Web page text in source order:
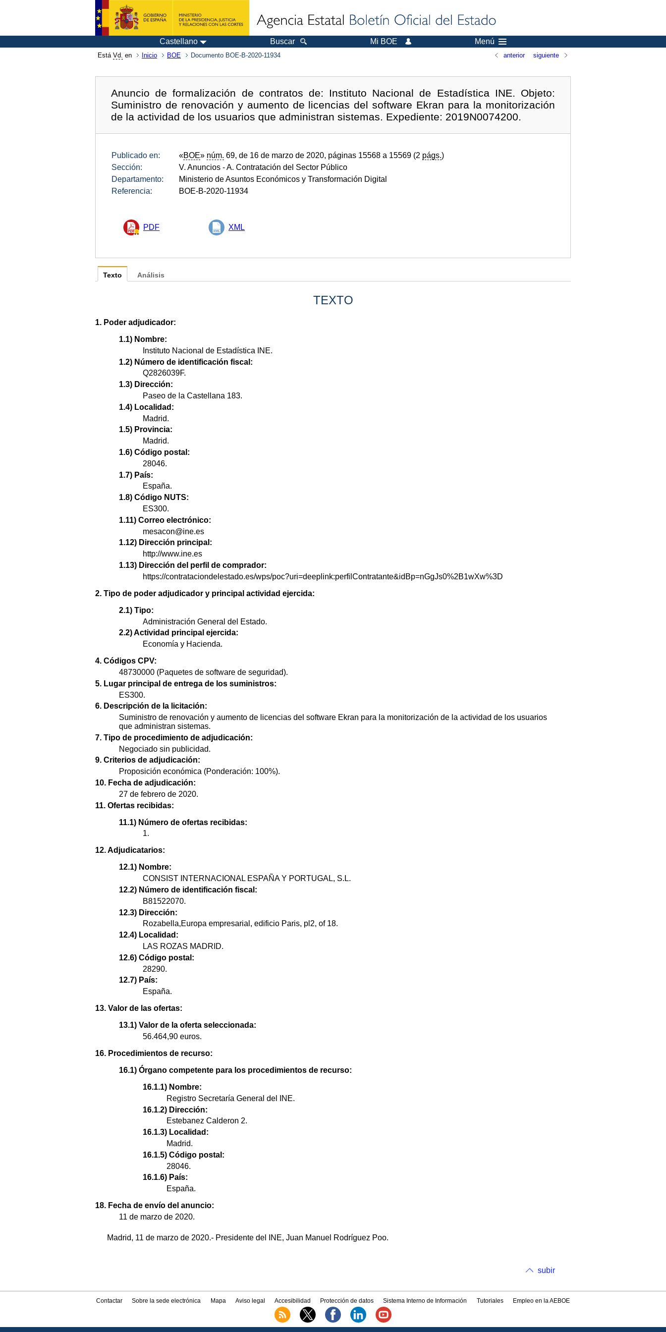
Castellano Buscar Mi BOE Menú
Está Vd. en Inicio BOE Documento BOE-B-2020-11934 anterior siguiente
Anuncio de formalización de contratos de: Instituto Nacional de Estadística INE. Objeto:
Suministro de renovación y aumento de licencias del software Ekran para la monitorización
de la actividad de los usuarios que administran sistemas. Expediente: 2019N0074200.
Publicado en: «BOE» núm. 69, de 16 de marzo de 2020, páginas 15568 a 15569 (2 págs.)
Sección:
V. Anuncios - A. Contratación del Sector Público
Departamento:
Ministerio de Asuntos Económicos y Transformación Digital
Referencia:
BOE-B-2020-11934
PDF XML
Texto
TEXTO
1. Poder adjudicador:
1.1) Nombre:
Instituto Nacional de Estadística INE.
1.2) Número de identificación fiscal:
Q2826039F.
1.3) Dirección:
Paseo de la Castellana 183.
1.4) Localidad:
Madrid.
1.5) Provincia:
Madrid.
1.6) Código postal:
28046.
1.7) País:
España.
1.8) Código NUTS:
ES300.
1.11) Correo electrónico:
mesacon@ine.es
1.12) Dirección principal:
http://www.ine.es
1.13) Dirección del perfil de comprador:
https://contrataciondelestado.es/wps/poc?uri=deeplink:perfilContratante&idBp=nGgJs0%2B1wXw%3D
2. Tipo de poder adjudicador y principal actividad ejercida:
2.1) Tipo:
Administración General del Estado.
2.2) Actividad principal ejercida:
Economía y Hacienda.
4. Códigos CPV:
48730000 (Paquetes de software de seguridad).
5. Lugar principal de entrega de los suministros:
ES300.
6. Descripción de la licitación:
Suministro de renovación y aumento de licencias del software Ekran para la monitorización de la actividad de los usuarios
que administran sistemas.
7. Tipo de procedimiento de adjudicación:
Negociado sin publicidad.
9. Criterios de adjudicación:
Proposición económica (Ponderación: 100%).
10. Fecha de adjudicación:
27 de febrero de 2020.
11. Ofertas recibidas:
11.1) Número de ofertas recibidas:
1.
12. Adjudicatarios:
12.1) Nombre:
CONSIST INTERNACIONAL ESPAÑA Y PORTUGAL, S.L.
12.2) Número de identificación fiscal:
B81522070.
12.3) Dirección:
Rozabella,Europa empresarial, edificio Paris, pl2, of 18.
12.4) Localidad:
LAS ROZAS MADRID.
12.6) Código postal:
28290.
12.7) País:
España.
13. Valor de las ofertas:
13.1) Valor de la oferta seleccionada:
56.464,90 euros.
16. Procedimientos de recurso:
16.1) Órgano competente para los procedimientos de recurso:
16.1.1) Nombre:
Registro Secretaría General del INE.
16.1.2) Dirección:
Estebanez Calderon 2.
16.1.3) Localidad:
Madrid.
16.1.5) Código postal:
28046.
16.1.6) País:
España.
18. Fecha de envío del anuncio:
11 de marzo de 2020.
Madrid, 11 de marzo de 2020.- Presidente del INE, Juan Manuel Rodríguez Poo.
Análisis
subir
Contactar Sobre la sede electrónica Mapa Aviso legal Accesibilidad Protección de datos Sistema Interno de Información Tutoriales Empleo en la AEBOE